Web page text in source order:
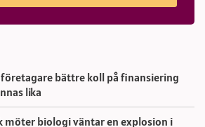
bättre koll på finansiering
lika
möter biologi väntar en explosion i